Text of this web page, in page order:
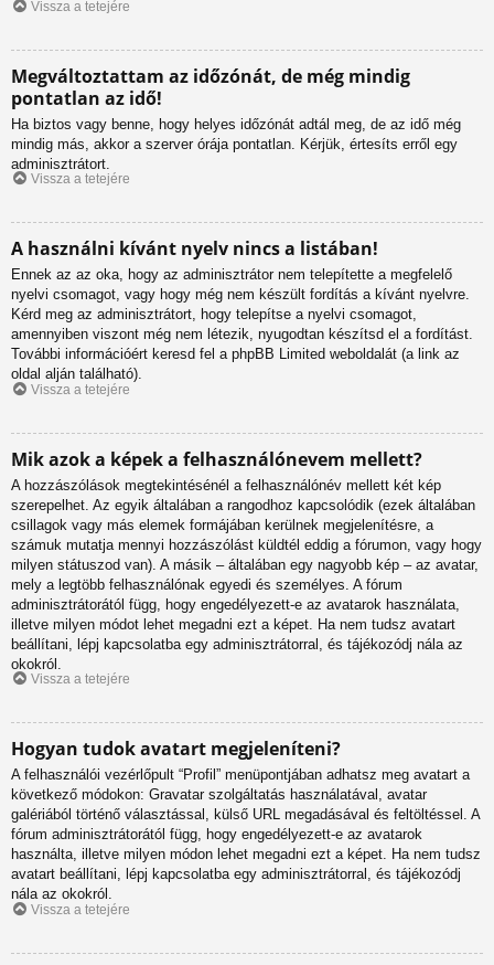
Vissza a tetejére
Megváltoztattam az időzónát, de még mindig
pontatlan az idő!
Ha biztos vagy benne, hogy helyes időzónát adtál meg, de az idő még
mindig más, akkor a szerver órája pontatlan. Kérjük, értesíts erről egy
adminisztrátort.
Vissza a tetejére
A használni kívánt nyelv nincs a listában!
Ennek az az oka, hogy az adminisztrátor nem telepítette a megfelelő
nyelvi csomagot, vagy hogy még nem készült fordítás a kívánt nyelvre.
Kérd meg az adminisztrátort, hogy telepítse a nyelvi csomagot,
amennyiben viszont még nem létezik, nyugodtan készítsd el a fordítást.
További információért keresd fel a phpBB Limited weboldalát (a link az
oldal alján található).
Vissza a tetejére
Mik azok a képek a felhasználónevem mellett?
A hozzászólások megtekintésénél a felhasználónév mellett két kép
szerepelhet. Az egyik általában a rangodhoz kapcsolódik (ezek általában
csillagok vagy más elemek formájában kerülnek megjelenítésre, a
számuk mutatja mennyi hozzászólást küldtél eddig a fórumon, vagy hogy
milyen státuszod van). A másik – általában egy nagyobb kép – az avatar,
mely a legtöbb felhasználónak egyedi és személyes. A fórum
adminisztrátorától függ, hogy engedélyezett-e az avatarok használata,
illetve milyen módot lehet megadni ezt a képet. Ha nem tudsz avatart
beállítani, lépj kapcsolatba egy adminisztrátorral, és tájékozódj nála az
okokról.
Vissza a tetejére
Hogyan tudok avatart megjeleníteni?
A felhasználói vezérlőpult “Profil” menüpontjában adhatsz meg avatart a
következő módokon: Gravatar szolgáltatás használatával, avatar
galériából történő választással, külső URL megadásával és feltöltéssel. A
fórum adminisztrátorától függ, hogy engedélyezett-e az avatarok
használta, illetve milyen módon lehet megadni ezt a képet. Ha nem tudsz
avatart beállítani, lépj kapcsolatba egy adminisztrátorral, és tájékozódj
nála az okokról.
Vissza a tetejére